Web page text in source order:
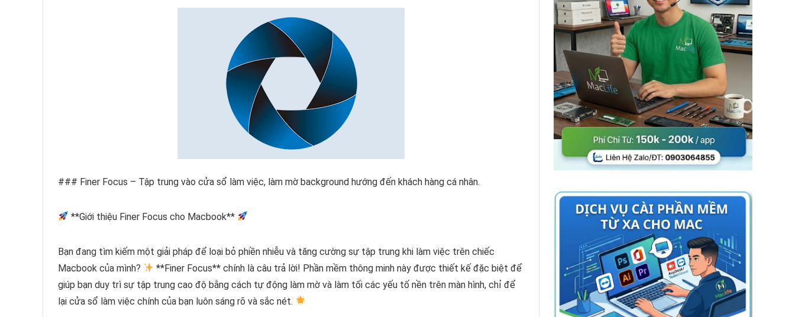
### Finer Focus – Tập trung vào cửa sổ làm việc, làm mờ background hướng đến khách hàng cá nhân.
**Giới thiệu Finer Focus cho Macbook**
Bạn đang tìm kiếm một giải pháp để loại bỏ phiền nhiễu và tăng cường sự tập trung khi làm việc trên chiếc
Macbook của mình?
**Finer Focus** chính là câu trả lời! Phần mềm thông minh này được thiết kế đặc biệt để
giúp bạn duy trì sự tập trung cao độ bằng cách tự động làm mờ và làm tối các yếu tố nền trên màn hình, chỉ để
lại cửa sổ làm việc chính của bạn luôn sáng rõ và sắc nét.